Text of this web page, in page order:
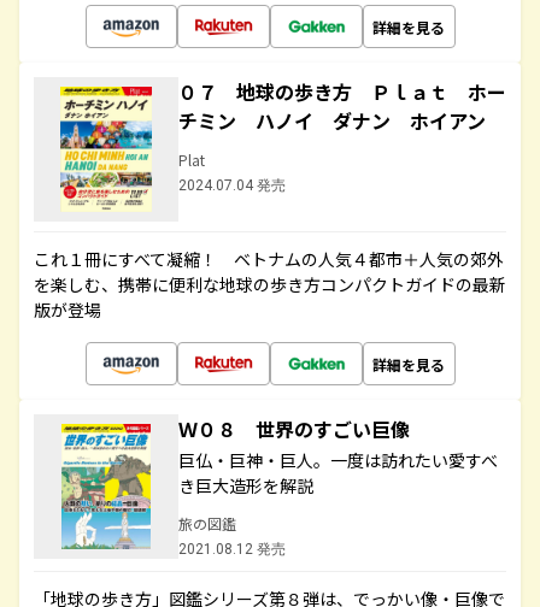
詳細を見る
０７ 地球の歩き方 Ｐｌａｔ ホー
チミン ハノイ ダナン ホイアン
Plat
2024.07.04 発売
これ１冊にすべて凝縮！ ベトナムの人気４都市＋人気の郊外
を楽しむ、携帯に便利な地球の歩き方コンパクトガイドの最新
版が登場
詳細を見る
Ｗ０８ 世界のすごい巨像
巨仏・巨神・巨人。一度は訪れたい愛すべ
き巨大造形を解説
旅の図鑑
2021.08.12 発売
「地球の歩き方」図鑑シリーズ第８弾は、でっかい像・巨像で